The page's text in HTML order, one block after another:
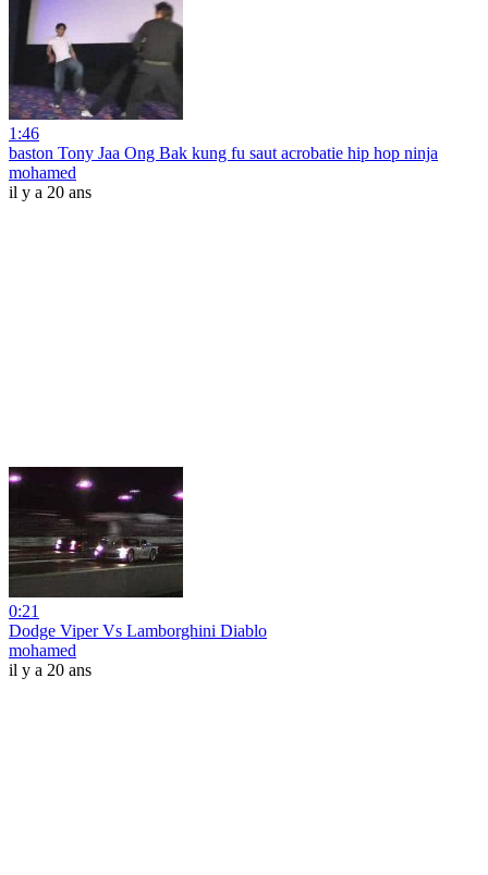
1:46
baston Tony Jaa Ong Bak kung fu saut acrobatie hip hop ninja
mohamed
il y a 20 ans
0:21
Dodge Viper Vs Lamborghini Diablo
mohamed
il y a 20 ans